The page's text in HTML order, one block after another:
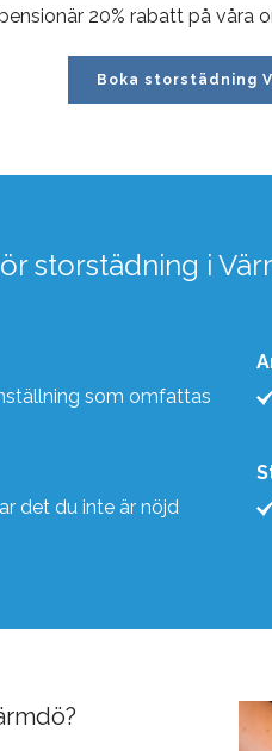
20% rabatt på våra
Boka storstädning
storstädning i
som omfattas
det du inte är nöjd